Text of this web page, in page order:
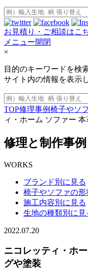
お見積り・ご相談はこ
メニュー開閉
×
目的のキーワードを検
サイト内の情報を表示
TOP修理事例椅子やソ
ィ・ホーム ソファー
修理と制作事例
WORKS
ブランド別に見る
椅子やソファの形
施工内容別に見る
生地の種類別に見
2022.07.20
ニコレッティ・ホ
グや塗装